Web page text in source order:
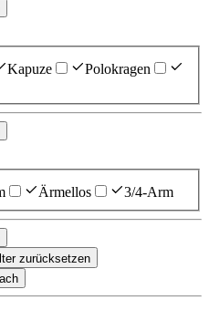
Kapuze
Polokragen
Ärmellos 3/4-Arm
zurücksetzen